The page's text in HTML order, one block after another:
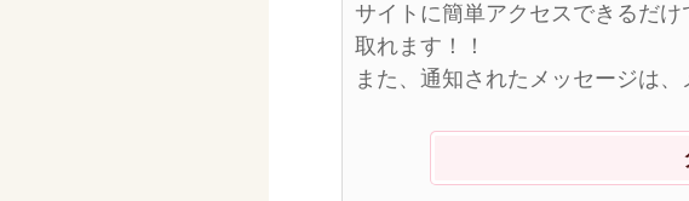
サイトに簡単アクセスできるだ
取れます！！
また、通知されたメッセージは